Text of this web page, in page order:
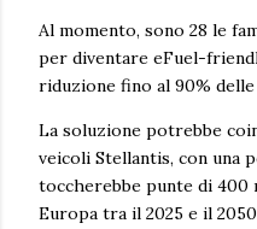
Al momento, sono 28 le
per diventare eFuel-
riduzione fino al 90% delle
La soluzione potrebbe
veicoli Stellantis, con una
toccherebbe punte di 400
Europa tra il 2025 e il